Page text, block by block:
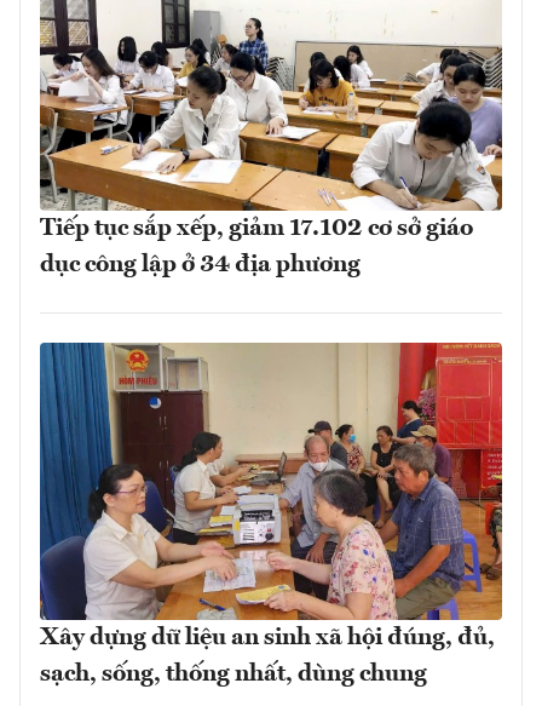
Tiếp tục sắp xếp, giảm 17.102 cơ sở giáo
dục công lập ở 34 địa phương
Xây dựng dữ liệu an sinh xã hội đúng, đủ,
sạch, sống, thống nhất, dùng chung